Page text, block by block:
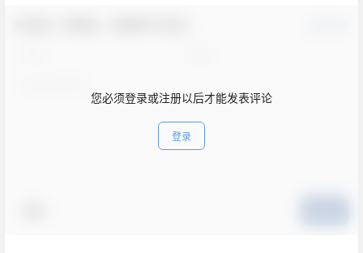
您必须登录或注册以后才能发表评论
登录